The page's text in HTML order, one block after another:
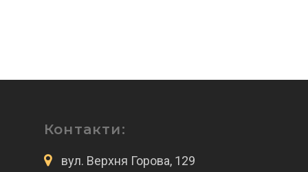
Контакти:
вул. Верхня Горова, 129